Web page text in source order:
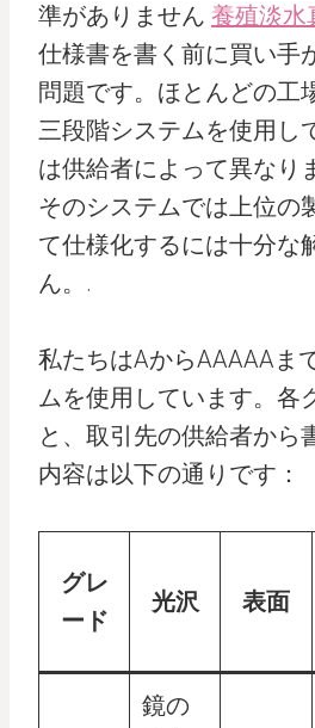
準がありません 養殖淡水
仕様書を書く前に買い手
問題です。ほとんどの工
三段階システムを使用し
は供給者によって異なり
そのシステムでは上位の
て仕様化するには十分な
ん。.
私たちはAからAAAAAま
ムを使用しています。各
と、取引先の供給者から
内容は以下の通りです：
グレ
ード
光沢 表面
鏡の